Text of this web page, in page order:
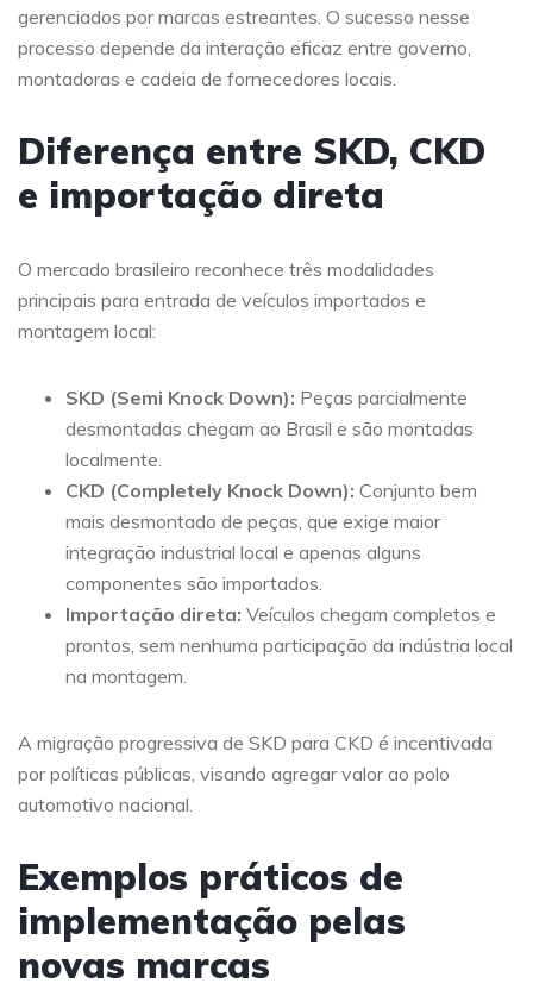
gerenciados por marcas estreantes. O sucesso nesse
processo depende da interação eficaz entre governo,
montadoras e cadeia de fornecedores locais.
Diferença entre SKD, CKD
e importação direta
O mercado brasileiro reconhece três modalidades
principais para entrada de veículos importados e
montagem local:
SKD (Semi Knock Down): Peças parcialmente
desmontadas chegam ao Brasil e são montadas
localmente.
CKD (Completely Knock Down): Conjunto bem
mais desmontado de peças, que exige maior
integração industrial local e apenas alguns
componentes são importados.
Importação direta: Veículos chegam completos e
prontos, sem nenhuma participação da indústria local
na montagem.
A migração progressiva de SKD para CKD é incentivada
por políticas públicas, visando agregar valor ao polo
automotivo nacional.
Exemplos práticos de
implementação pelas
novas marcas